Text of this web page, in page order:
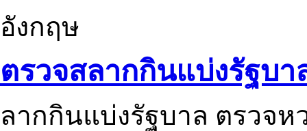
อังกฤษ
ตรวจสลากกินแบ่งรัฐบา
ลากกินแบ่งรัฐบาล ตรวจ